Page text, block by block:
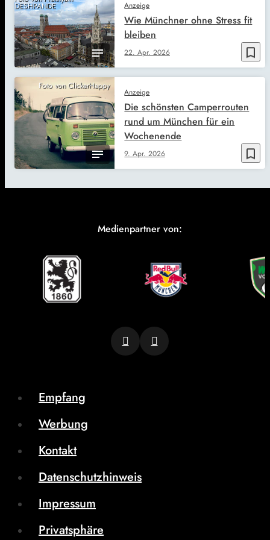
DESHPANDE
bookmark_border
Anzeige
22. Apr. 2026
Wie Münchner ohne Stress fit
bleiben
Foto von ClickerHappy
bookmark_border
Anzeige
9. Apr. 2026
Die schönsten Camperrouten
rund um München für ein
Wochenende
Medienpartner von:
Empfang
Werbung
Kontakt
Datenschutzhinweis
Impressum
Privatsphäre